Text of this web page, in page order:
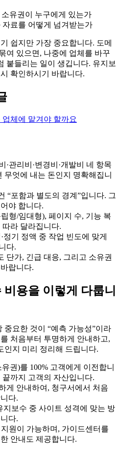
소유권이 누구에게 있는가
료를 어떻게 넘겨받는가
쉽지만 가장 중요합니다. 도메
여 있으면, 나중에 업체를 바꾸
붙들리는 일이 생깁니다. 유지보
확인하시기 바랍니다.
체에 맡겨야 할까요
·관리비·변경비·개발비 네 항목
무엇에 내는 돈인지 명확해집니
“포함과 별도의 경계”입니다. 그
야 합니다.
형/임대형), 페이지 수, 기능 복
라 달라집니다.
정기 정액 중 작업 빈도에 맞게
다.
단가, 긴급 대응, 그리고 소유권
랍니다.
용을 이렇게 다룹니
중요한 것이 “예측 가능성”이라
처음부터 투명하게 안내하고,
인지 미리 정리해 드립니다.
권)를 100% 고객에게 이전합니
까지 고객의 자산입니다.
게 안내하여, 청구서에서 처음
다.
지보수 중 사이트 성격에 맞는 방
다.
원이 가능하며, 가이드센터를
안내도 제공합니다.